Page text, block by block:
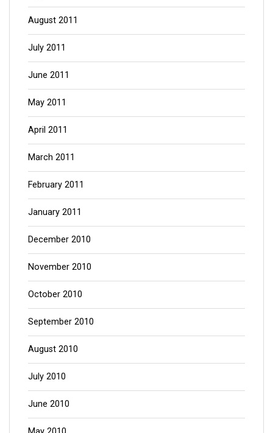
August 2011
July 2011
June 2011
May 2011
April 2011
March 2011
February 2011
January 2011
December 2010
November 2010
October 2010
September 2010
August 2010
July 2010
June 2010